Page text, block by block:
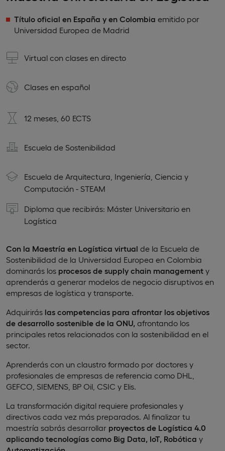
Título oficial en España y en Colombia emitido por
Universidad Europea de Madrid
Virtual con clases en directo
Clases en español
12 meses, 60 ECTS
Escuela de Sostenibilidad
Escuela de Arquitectura, Ingeniería, Ciencia y
Computación - STEAM
Diploma que recibirás: Máster Universitario en
Logística
Con la Maestría en Logística virtual de la Escuela de
Sostenibilidad de la Universidad Europea en Colombia
dominarás los procesos de supply chain management y
aprenderás a generar modelos de negocio disruptivos en
empresas de logística y transporte.
Adquirirás las competencias para afrontar los objetivos
de desarrollo sostenible de la ONU, afrontando los
principales retos relacionados con la sostenibilidad en el
sector.
Aprenderás con un claustro formado por doctores y
profesionales de empresas de referencia como DHL,
GEFCO, SIEMENS, BP Oil, CSIC y Elis.
La transformación digital requiere profesionales y
directivos cada vez más preparados. Al finalizar tu
maestría sabrás desarrollar proyectos de Logística 4.0
aplicando tecnologías como Big Data, IoT, Robótica y